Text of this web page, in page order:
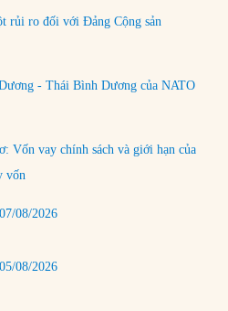
rủi ro đối với Đảng Cộng sản
- Thái Bình Dương của NATO
Vốn vay chính sách và giới hạn của
vốn
08/2026
08/2026